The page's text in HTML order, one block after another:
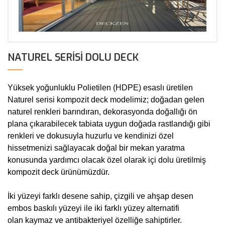
NATUREL SERISI DOLU DECK
Yüksek yoğunluklu Polietilen (HDPE) esaslı üretilen
Naturel serisi kompozit deck modelimiz; doğadan gelen
naturel renkleri barındıran, dekorasyonda doğallığı ön
plana çıkarabilecek tabiata uygun doğada rastlandığı gibi
renkleri ve dokusuyla huzurlu ve kendinizi özel
hissetmenizi sağlayacak doğal bir mekan yaratma
konusunda yardımcı olacak özel olarak içi dolu üretilmiş
kompozit deck ürünümüzdür.
İki yüzeyi farklı desene sahip, çizgili ve ahşap desen
embos baskılı yüzeyi ile iki farklı yüzey alternatifi
olan kaymaz ve antibakteriyel özelliğe sahiptirler.